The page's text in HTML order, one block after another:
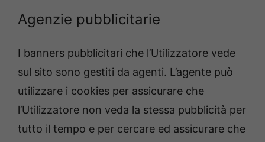
Agenzie pubblicitarie
I banners pubblicitari che l’Utilizzatore vede
sul sito sono gestiti da agenti. L’agente può
utilizzare i cookies per assicurare che
l’Utilizzatore non veda la stessa pubblicità per
tutto il tempo e per cercare ed assicurare che